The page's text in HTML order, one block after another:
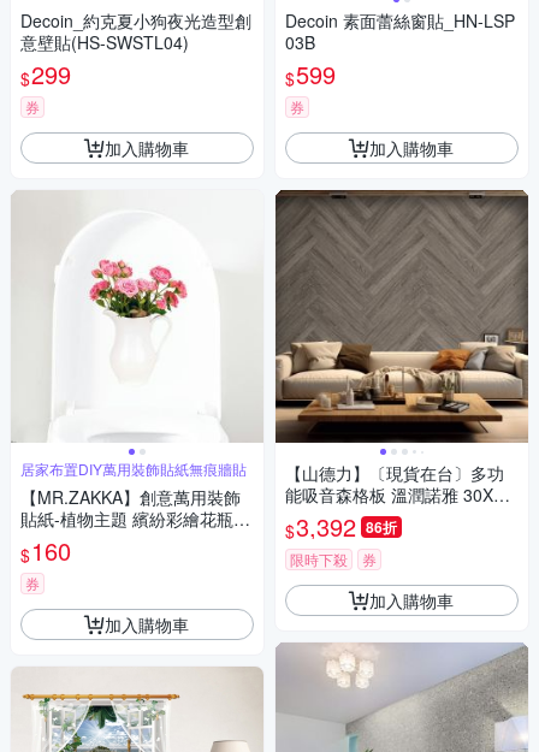
Decoin_約克夏小狗夜光造型創
意壁貼(HS-SWSTL04)
$299
券
加入購物車
居家布置DIY萬用裝飾貼紙無痕牆貼
【MR.ZAKKA】創意萬用裝飾
貼紙-植物主題 繽紛彩繪花瓶盆
花 F款 居家布置 DIY可移式壁
貼 無痕壁貼 牆貼
$160
券
加入購物車
Decoin 素面蕾絲窗貼_HN-LSP
03B
$599
券
加入購物車
【山德力】〔現貨在台〕多功
能吸音森格板 溫潤諾雅 30X12
0cm(一箱8片 約0.8坪)
$3,392 86折
限時下殺 券
加入購物車